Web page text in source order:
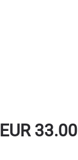
EUR33.00